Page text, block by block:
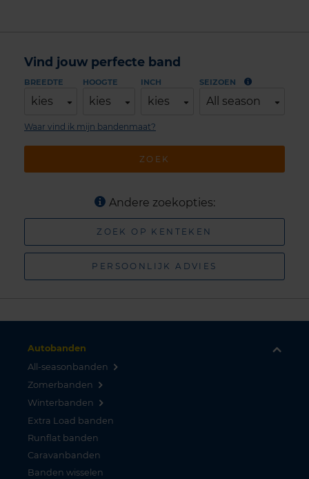
Vind jouw perfecte band
BREEDTE
kies
HOOGTE
kies
INCH
kies
SEIZOEN
All season
ZOEK
Waar vind ik mijn bandenmaat?
Andere zoekopties:
ZOEK OP KENTEKEN
PERSOONLIJK ADVIES
Autobanden
All-seasonbanden
Zomerbanden
Winterbanden
Extra Load banden
Runflat banden
Caravanbanden
Banden wisselen